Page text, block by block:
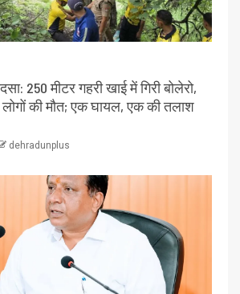
250 मीटर गहरी खाई में गिरी बोलेरो,
लोगों की मौत; एक घायल, एक की तलाश
dehradunplus